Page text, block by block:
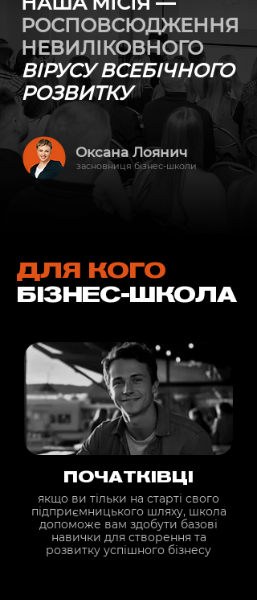
РОСПОВСЮДЖЕННЯ
НЕВИЛІКОВНОГО
ВІРУСУ ВСЕБІЧНОГО
РОЗВИТКУ
Оксана Лоянич
засновниця бізнес-школи
ДЛЯ КОГО
БІЗНЕС-ШКОЛА
ПОЧАТКІВЦІ
якщо ви тільки на старті свого
підприємницького шляху, школа
допоможе вам здобути базові
навички для створення та
розвитку успішного бізнесу